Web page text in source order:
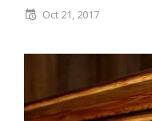
Oct 21, 2017